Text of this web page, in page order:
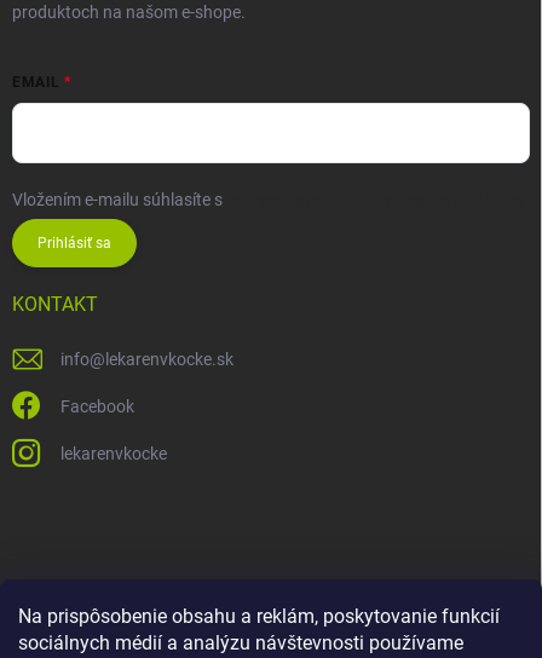
Na prispôsobenie obsahu a reklám, poskytovanie funkcií
sociálnych médií a analýzu návštevnosti používame
produktoch na našom e-shope.
EMAIL
Vložením e-mailu súhlasíte s
Prihlásiť sa
KONTAKT
info@ lekarenvkocke.sk
Facebook
lekarenvkocke